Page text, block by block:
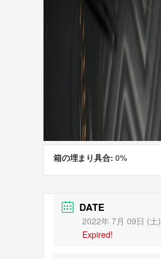
箱の埋まり具合:0%
DATE
2022年 7月 09日 (土)
Expired!